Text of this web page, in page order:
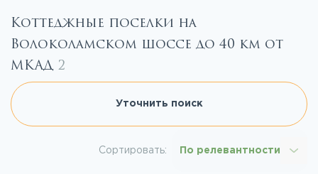
Коттеджные поселки на
Волоколамском шоссе до 40 км от
МКАД 2
Уточнить поиск
Сортировать: По релевантности